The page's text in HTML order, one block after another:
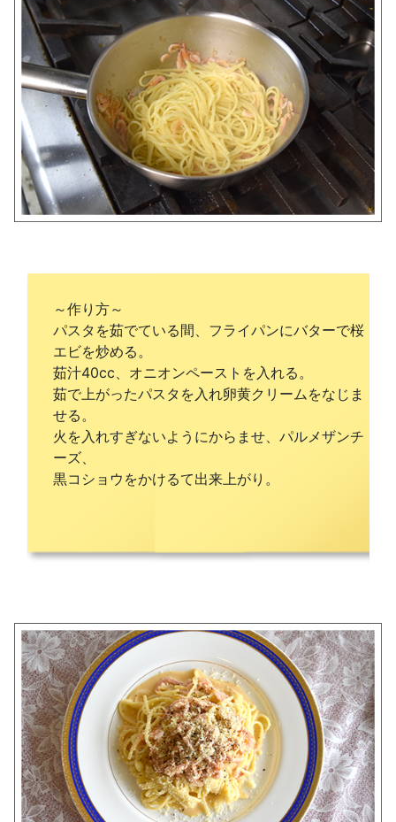
～作り方～
パスタを茹でている間、フライパンにバターで桜
エビを炒める。
茹汁40cc、オニオンペーストを入れる。
茹で上がったパスタを入れ卵黄クリームをなじま
せる。
火を入れすぎないようにからませ、パルメザンチ
ーズ、
黒コショウをかけるて出来上がり。